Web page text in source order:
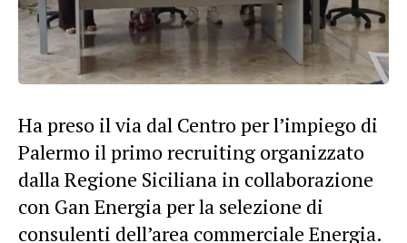
Ha preso il via dal Centro per l’impiego di
Palermo il primo recruiting organizzato
dalla Regione Siciliana in collaborazione
con Gan Energia per la selezione di
consulenti dell’area commerciale Energia.